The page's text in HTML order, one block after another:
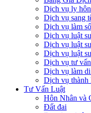
Dịch vụ ly
Dịch vụ sang
Dịch vụ làm
Dịch vụ luật
Dịch vụ luật
Dịch vụ luật
Dịch vụ tư
Dịch vụ làm
Dịch vụ thành
Tư Vấn Luật
Hôn Nhân và
Đất đai